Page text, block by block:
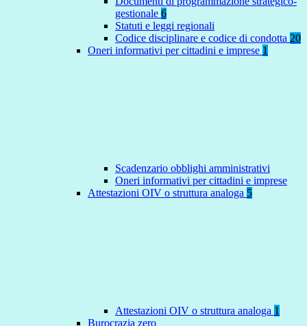
gestionale 6
Statuti e leggi regionali
Codice disciplinare e codice di condotta 20
Oneri informativi per cittadini e imprese 1
Scadenzario obblighi amministrativi
Oneri informativi per cittadini e imprese
Attestazioni OIV o struttura analoga 5
Attestazioni OIV o struttura analoga 1
Burocrazia zero